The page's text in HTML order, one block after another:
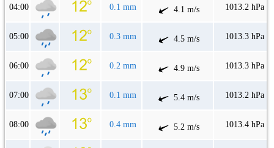
04:00 0.1 mm 4.1 m/s 1013.2 hPa
05:00 0.3 mm 4.5 m/s 1013.3 hPa
06:00 0.2 mm 4.9 m/s 1013.3 hPa
07:00 0.1 mm 5.4 m/s 1013.2 hPa
08:00 0.4 mm 5.2 m/s 1013.4 hPa